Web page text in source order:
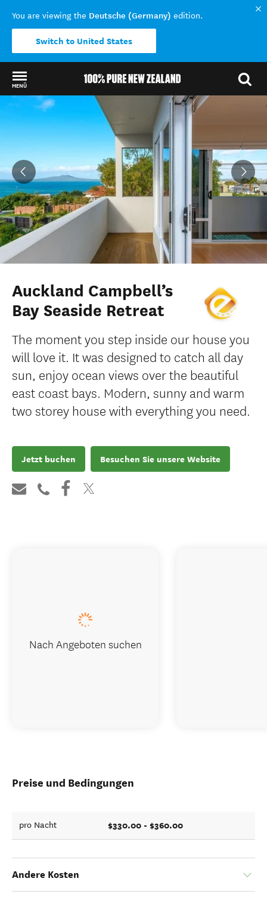
You are viewing the Deutsche (Germany) edition.
Switch to United States
MENÜ
Back to my results
Auckland Campbell’s
Bay Seaside Retreat
The moment you step inside our house you
will love it. It was designed to catch all day
sun, enjoy ocean views over the beautiful
east coast bays. Modern, sunny and warm
two storey house with everything you need.
Jetzt buchen Besuchen Sie unsere Website
Preise und Bedingungen
pro Nacht $330.00 - $360.00
Andere Kosten
Nach Angeboten suchen